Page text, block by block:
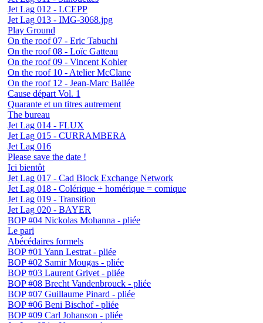
Jet Lag 012 - LCEPP
Jet Lag 013 - IMG-3068.jpg
Play Ground
On the roof 07 - Eric Tabuchi
On the roof 08 - Loïc Gatteau
On the roof 09 - Vincent Kohler
On the roof 10 - Atelier McClane
On the roof 12 - Jean-Marc Ballée
Cause départ Vol. 1
Quarante et un titres autrement
The bureau
Jet Lag 014 - FLUX
Jet Lag 015 - CURRAMBERA
Jet Lag 016
Please save the date !
Ici bientôt
Jet Lag 017 - Cad Block Exchange Network
Jet Lag 018 - Colérique + homérique = comique
Jet Lag 019 - Transition
Jet Lag 020 - BAYER
BOP #04 Nickolas Mohanna - pliée
Le pari
Abécédaires formels
BOP #01 Yann Lestrat - pliée
BOP #02 Samir Mougas - pliée
BOP #03 Laurent Grivet - pliée
BOP #08 Brecht Vandenbrouck - pliée
BOP #07 Guillaume Pinard - pliée
BOP #06 Beni Bischof - pliée
BOP #09 Carl Johanson - pliée